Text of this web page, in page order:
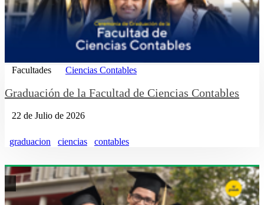
Facultades Ciencias Contables
Graduación de la Facultad de Ciencias Contables
22 de Julio de 2026
graduacion ciencias contables